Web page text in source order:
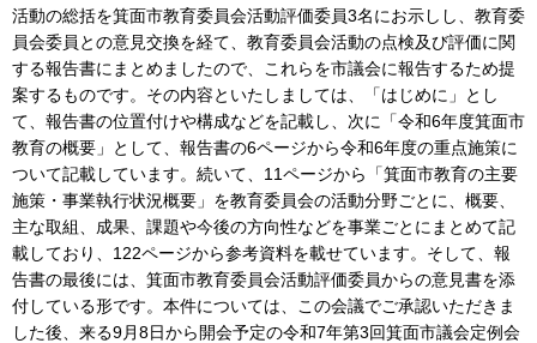
活動の総括を箕面市教育委員会活動評価委員3名にお示しし、教育委
員会委員との意見交換を経て、教育委員会活動の点検及び評価に関
する報告書にまとめましたので、これらを市議会に報告するため提
案するものです。その内容といたしましては、「はじめに」とし
て、報告書の位置付けや構成などを記載し、次に「令和6年度箕面市
教育の概要」として、報告書の6ページから令和6年度の重点施策に
ついて記載しています。続いて、11ページから「箕面市教育の主要
施策・事業執行状況概要」を教育委員会の活動分野ごとに、概要、
主な取組、成果、課題や今後の方向性などを事業ごとにまとめて記
載しており、122ページから参考資料を載せています。そして、報
告書の最後には、箕面市教育委員会活動評価委員からの意見書を添
付している形です。本件については、この会議でご承認いただきま
した後、来る9月8日から開会予定の令和7年第3回箕面市議会定例会